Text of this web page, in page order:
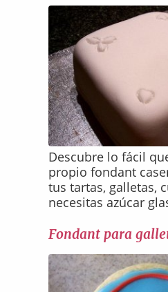
Descubre lo fácil
propio fondant
tus tartas, galletas,
necesitas azúcar
Fondant para